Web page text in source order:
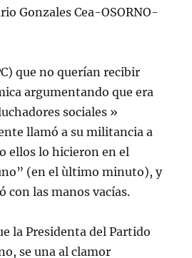
Gonzales Cea-OSORNO-
que no querían recibir
argumentando que era
sociales »
llamó a su militancia a
ellos lo hicieron en el
(en el ùltimo minuto), y
con las manos vacías.
la Presidenta del Partido
se una al clamor